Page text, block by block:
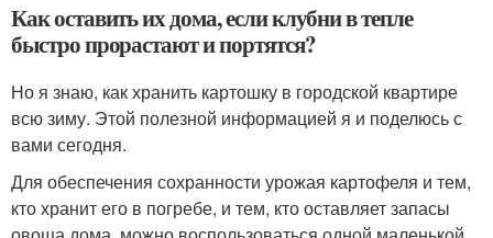
Как оставить их дома, если клубни в тепле
быстро прорастают и портятся?
Но я знаю, как хранить картошку в городской квартире
всю зиму. Этой полезной информацией я и поделюсь с
вами сегодня.
Для обеспечения сохранности урожая картофеля и тем,
кто хранит его в погребе, и тем, кто оставляет запасы